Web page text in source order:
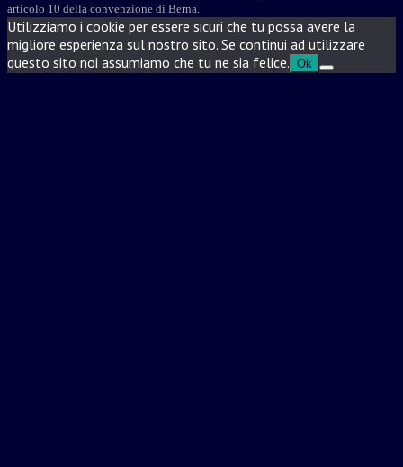
articolo 10 della convenzione di Berna.
Utilizziamo i cookie per essere sicuri che tu possa avere la
migliore esperienza sul nostro sito. Se continui ad utilizzare
questo sito noi assumiamo che tu ne sia felice. Ok